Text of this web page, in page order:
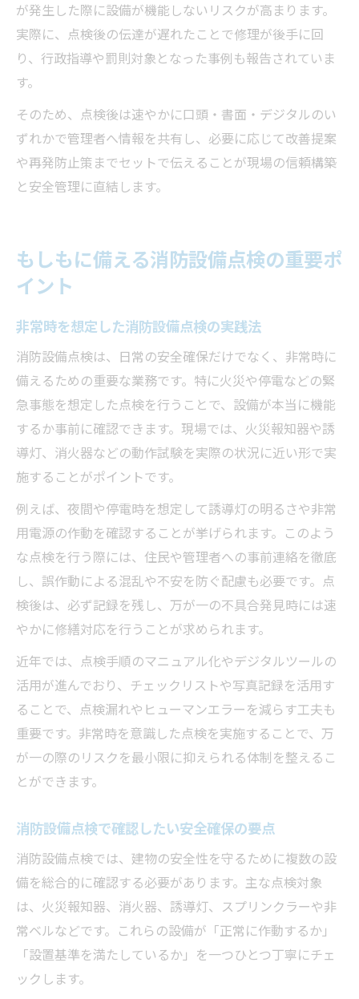
が発生した際に設備が機能しないリスクが高まります。
実際に、点検後の伝達が遅れたことで修理が後手に回
り、行政指導や罰則対象となった事例も報告されていま
す。
そのため、点検後は速やかに口頭・書面・デジタルのい
ずれかで管理者へ情報を共有し、必要に応じて改善提案
や再発防止策までセットで伝えることが現場の信頼構築
と安全管理に直結します。
もしもに備える消防設備点検の重要ポ
イント
非常時を想定した消防設備点検の実践法
消防設備点検は、日常の安全確保だけでなく、非常時に
備えるための重要な業務です。特に火災や停電などの緊
急事態を想定した点検を行うことで、設備が本当に機能
するか事前に確認できます。現場では、火災報知器や誘
導灯、消火器などの動作試験を実際の状況に近い形で実
施することがポイントです。
例えば、夜間や停電時を想定して誘導灯の明るさや非常
用電源の作動を確認することが挙げられます。このよう
な点検を行う際には、住民や管理者への事前連絡を徹底
し、誤作動による混乱や不安を防ぐ配慮も必要です。点
検後は、必ず記録を残し、万が一の不具合発見時には速
やかに修繕対応を行うことが求められます。
近年では、点検手順のマニュアル化やデジタルツールの
活用が進んでおり、チェックリストや写真記録を活用す
ることで、点検漏れやヒューマンエラーを減らす工夫も
重要です。非常時を意識した点検を実施することで、万
が一の際のリスクを最小限に抑えられる体制を整えるこ
とができます。
消防設備点検で確認したい安全確保の要点
消防設備点検では、建物の安全性を守るために複数の設
備を総合的に確認する必要があります。主な点検対象
は、火災報知器、消火器、誘導灯、スプリンクラーや非
常ベルなどです。これらの設備が「正常に作動するか」
「設置基準を満たしているか」を一つひとつ丁寧にチェ
ックします。